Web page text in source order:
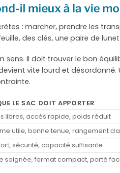
il mieux à la vie
: marcher, prendre les
des clés, une paire de
sens. Il doit trouver le bon
vite lourd et
LE SAC DOIT APPORTER
libres, accès rapide, poids réduit
utile, bonne tenue, rangement
sécurité, capacité suffisante
soignée, format compact, porté